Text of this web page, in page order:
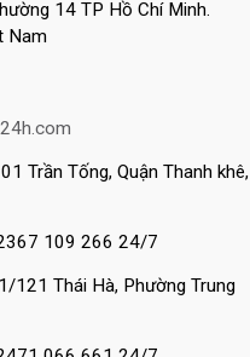
14 TP Hồ Chí Minh.
Nam
Trần Tống, Quận Thanh khê,
109 266 24/7
121 Thái Hà, Phường Trung